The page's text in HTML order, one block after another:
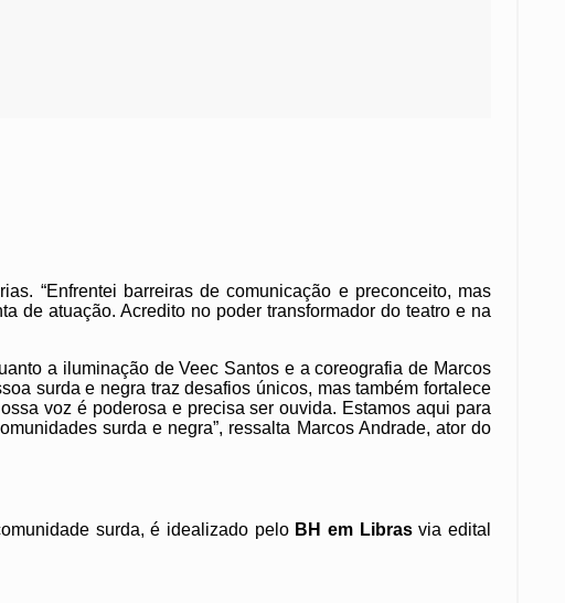
“Enfrentei barreiras de comunicação e preconceito, mas
de atuação. Acredito no poder transformador do teatro e na
a iluminação de Veec Santos e a coreografia de Marcos
surda e negra traz desafios únicos, mas também fortalece
voz é poderosa e precisa ser ouvida. Estamos aqui para
surda e negra”, ressalta Marcos Andrade, ator do
surda, é idealizado peloBH em Librasvia edital